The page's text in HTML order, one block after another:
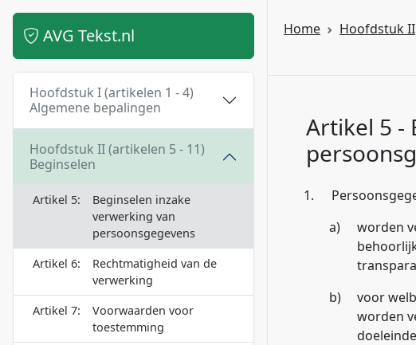
AVG Tekst.nl
Hoofdstuk I (artikelen 1 - 4)
Algemene bepalingen
Hoofdstuk II (artikelen 5 - 11)
Beginselen
Artikel 5:
Beginselen inzake
verwerking van
persoonsgegevens
Artikel 6:
Rechtmatigheid van de
verwerking
Artikel 7:
Voorwaarden voor
toestemming
Home Hoofdstuk II
Artikel 5 -
1.
a)
worden
b)
voor
worden